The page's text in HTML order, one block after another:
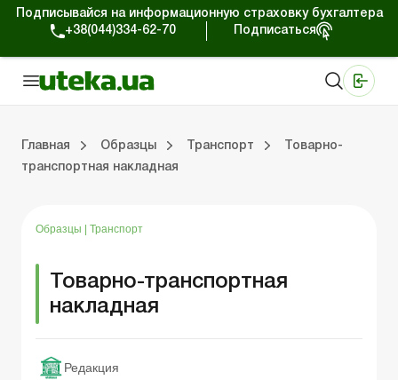
Подписывайся на информационную страховку бухгалтера
+38(044)334-62-70
Подписаться
Главная Образцы Транспорт
Товарно-
транспортная накладная
Образцы Транспорт
Товарно-транспортная
накладная
Редакция